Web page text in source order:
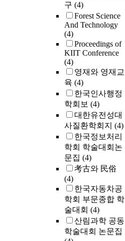
구 (4)
Forest Science
And Technology
(4)
Proceedings of
KIIT Conference
(4)
영재와 영재교
육 (4)
한국인사행정
학회보 (4)
대한유전성대
사질환학회지 (4)
한국정보처리
학회 학술대회논
문집 (4)
考古와 民俗
(4)
한국자동차공
학회 부문종합 학
술대회 (4)
산림과학 공동
학술대회 논문집